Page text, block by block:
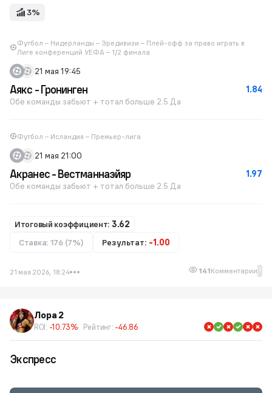
3%
Футбол – Нидерланды – Эредивизи – Плей-офф за право играть в
Лиге конференций УЕФА – 1/2 финала
21 мая 19:45
1.84
Аякс - Гронинген
Обе команды забьют + тотал больше 2.5 Да
Футбол – Исландия – Премьер-лига
21 мая 21:00
1.97
Акранес - Вестманнаэйяр
Обе команды забьют + тотал больше 2.5 Да
Итоговый коэффициент: 3.62
Ставка: 176 (7%)
Результат: -1.00
21 мая 2026, 18:24 141Комментарии 1
Лора 2
ROI: -10.73% Рейтинг: -46.86
Экспресс